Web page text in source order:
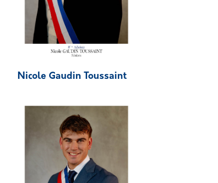
Nicole Gaudin Toussaint